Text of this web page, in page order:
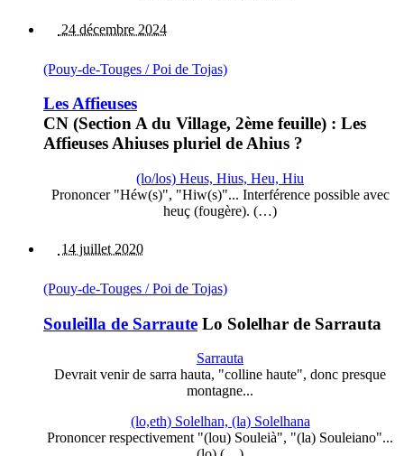
24 décembre 2024
(Pouy-de-Touges / Poi de Tojas)
Les Affieuses
CN (Section A du Village, 2ème feuille) : Les
Affieuses Ahiuses pluriel de Ahius ?
(lo/los) Heus, Hius, Heu, Hiu
Prononcer "Héw(s)", "Hiw(s)"... Interférence possible avec
heuç (fougère). (…)
14 juillet 2020
(Pouy-de-Touges / Poi de Tojas)
Souleilla de Sarraute Lo Solelhar de Sarrauta
Sarrauta
Devrait venir de sarra hauta, "colline haute", donc presque
montagne...
(lo,eth) Solelhan, (la) Solelhana
Prononcer respectivement "(lou) Souleià", "(la) Souleiano"...